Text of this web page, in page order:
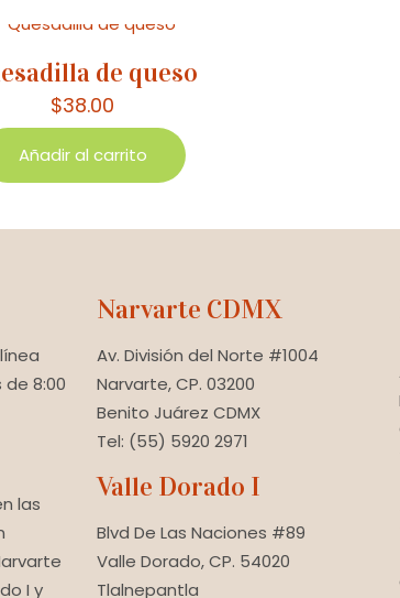
de queso
$38.00
Añadir al carrito
8:00
las
I y
Narvarte CDMX
Av. División del Norte #1004
Narvarte, CP. 03200
Benito Juárez CDMX
Tel: (55) 5920 2971
Valle Dorado I
Blvd De Las Naciones #89
Valle Dorado, CP. 54020
Tlalnepantla